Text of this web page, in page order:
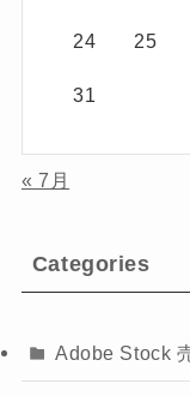
24 25
31
« 7月
Categories
Adobe Stock